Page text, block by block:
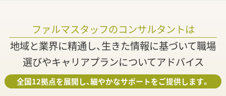
ファルマスタッフのコンサルタントは
地域と業界に精通し、生きた情報に基づいて職場
選びやキャリアプランについてアドバイス
全国12拠点を展開し、細やかなサポートをご提供します。